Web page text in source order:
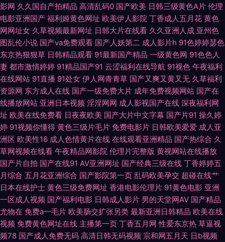
观看黄色网址 日本欧美另类 伪娘黑丝自慰 在线电影AV天堂 国产在线小电影
蜜桃精品一 日韩撸视频 午夜国产传媒在线 91tv视频链接 97人妻人人 超碰在
线免费9 国产资源自拍 久久嫩草精品久久 午夜剧场看A片 91美女在线 www
精品久久 国产精品国产精品 老湿激情影院 青娱乐91午夜 探花电影 影音先锋
韩国美女 国产人妖群交 男人天堂导航 日韩乱轮视频 亚洲福利香蕉导航 91精
品手机9 www天天精品 福利网av 久久99精品在线 欧美性天天操 91在线超
国产偷自第七页 蜜桃久热久精品 日韩论理视频 香蕉视频官网 91国内大片 Av
天堂资源站 福利夜导航 精品视频一二 欧美激情rp 老湿机97老司机 五月五成
人网站 91蜜臀导航 超碰人人澡 含羞草电影天堂 免费观看国产视频 日韩色图
影院 亚洲第一导航污 91入口黑丝 欧美另类色图视频 午夜影院色 91沙发视频
影网 久久国自产拍精品 高清乱码0 国产欧美 日韩三级黄色A片 伦理
电影亚洲国产 福利姬黄色网址 欧美伊人影院 丁香成人五月花 黄色
网网址女 久草视频最新网址 日韩大片在线看 久久亚洲人成 亚州色
图乱伦小说 国产va免费观看 国产人妖第二 成人影片h 91色婷婷瑟色
东京热狠狠草 日韩精品观看 91最新国产精品 一级黄色网 91色色人
妻 都市激情婷婷 91精品国产91 云涩福利在线导航 91视色 午夜福利
在线网站 91直播 91处女 伊人网青青草 国产又爽又黄又无 久草福利
资源网 东方成人在线 国产一级免费大片 成年免费视频网站 国产在
线播放网站 亚洲日本视频 淫淫网网 成人影视国产在线 深夜福利网
址 欧美在线免费看 日夜夜欧美 国产大片中文字幕 国产片91 操久婷
婷 91视频你懂得 黄色三级片毛片 免费电影片 日韩欧美爱爱 成人亚
洲区 欧美性16 成人色情黄片在线 在线观看亚洲精品 国产热综合 久
草网视频在线看 午夜精品网影院 伦理片完整版 黄视网站在线播放
国产片自拍 国产在线91 AV亚洲网址 国产经典三级在线 丁香婷婷五
月综合 五月花亚洲综合 国产影院第一页 乱码欧美孕交 超碰在线艹
日本在线护士 黄色三级免费网址 香港电影伦理片 91黄色电影 亚洲
一区成人视频 国产福利电影 日韩成人影片 男的天堂网AV 国产精品
尤物在 免费a一毛片 欧美肠交扩张另类 最新亚洲日韩精品 欧美在线
视频 免费黄色网址在线 主播第一页 丁香五月网 性爱东京热 草逼视
频78 国产成人免费无码 高清日韩无码视频 宗和网五月天 日b视频